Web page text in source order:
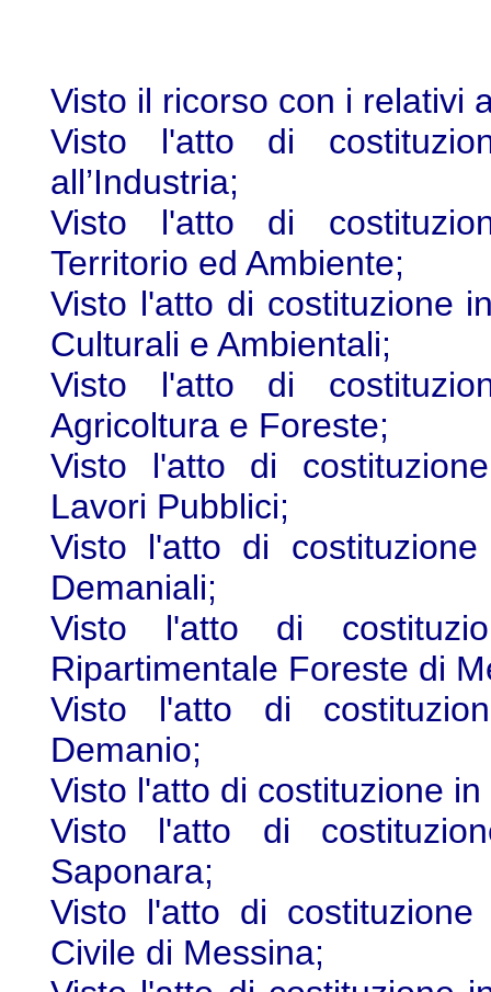
Visto il ricorso con i relativi
Visto l'atto di
all’Industria;
Visto l'atto di
Territorio ed Ambiente;
Visto l'atto di costituzione
Culturali e Ambientali;
Visto l'atto di
Agricoltura e Foreste;
Visto l'atto di
Lavori Pubblici;
Visto l'atto di
Demaniali;
Visto l'atto di
Ripartimentale Foreste di
Visto l'atto di
Demanio;
Visto l'atto di costituzione
Visto l'atto di
Saponara;
Visto l'atto di costituzione
Civile di Messina;